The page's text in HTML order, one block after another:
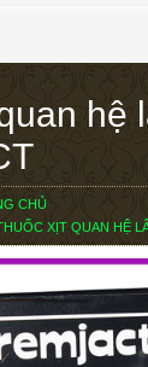
hệ
CHỦ
XỊT QUAN HỆ